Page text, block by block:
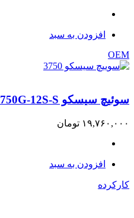
افزودن به سبد
OEM
سوئیچ سیسکو WS-C3750G-12S-S
۱۹,۷۶۰,۰۰۰ تومان
افزودن به سبد
کارکرده